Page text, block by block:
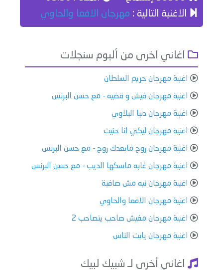
الاغنية التالية : مهرجان الافعا والحاوي
اغاني اخرى من ألبوم سنجلات
اغنية مهرجان حريم السلطان
اغنية مهرجان فيش و قضيه - مع حسن البرنس
اغنية مهرجان دنيا البلاوي
اغنية مهرجان ليكي انا حنيت
اغنية مهرجان روح مابعدك روح - مع حسن البرنس
اغنية مهرجان غابه ماسكها الديب - مع حسن البرنس
اغنية مهرجان نيه مش صافية
اغنية مهرجان الافعا والحاوي
اغنية مهرجان مفيش صاحب يتصاحب 2
اغنية مهرجان يابت الناس
اغاني أخرى لـ شبيك لبيك